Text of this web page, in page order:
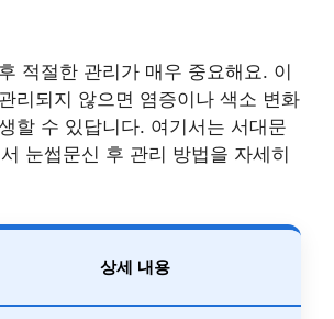
적절한 관리가 매우 중요해요. 이
리되지 않으면 염증이나 색소 변화
할 수 있답니다. 여기서는 서대문
눈썹문신 후 관리 방법을 자세히
상세 내용